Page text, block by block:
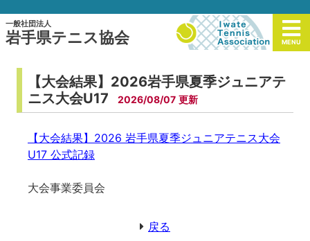
一般社団法人
岩手県テニス協会 MENU
【大会結果】2026岩手県夏季ジュニアテ
ニス大会U17
2026/08/07
【大会結果】2026 岩手県夏季ジュニアテニス大会
U17 公式記録
大会事業委員会
戻る